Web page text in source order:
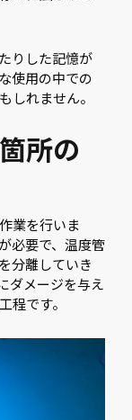
りした記憶が
使用の中での
しれません。
所の
業を行いま
必要で、温度管
分離していき
ダメージを与え
程です。